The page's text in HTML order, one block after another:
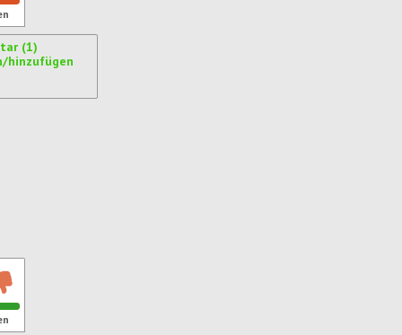
(1)
hinzufügen